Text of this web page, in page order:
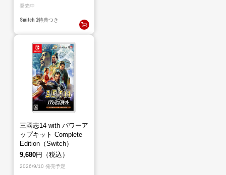
発売中
Switch 2特典つき
三國志14 with パワーア
ップキット Complete
Edition（Switch）
9,680円（税込）
2026/9/10 発売予定